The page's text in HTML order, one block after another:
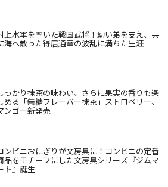
上水軍を率いた戦国武将！幼い弟を支え、共
海へ散った得居通幸の波乱に満ちた生涯
っかり抹茶の味わい、さらに果実の香りも楽
める「無糖フレーバー抹茶」ストロベリー、
ンゴー新発売
ンビニおにぎりが文房具に！コンビニの定番
品をモチーフにした文房具シリーズ『ジムマ
ト』誕生